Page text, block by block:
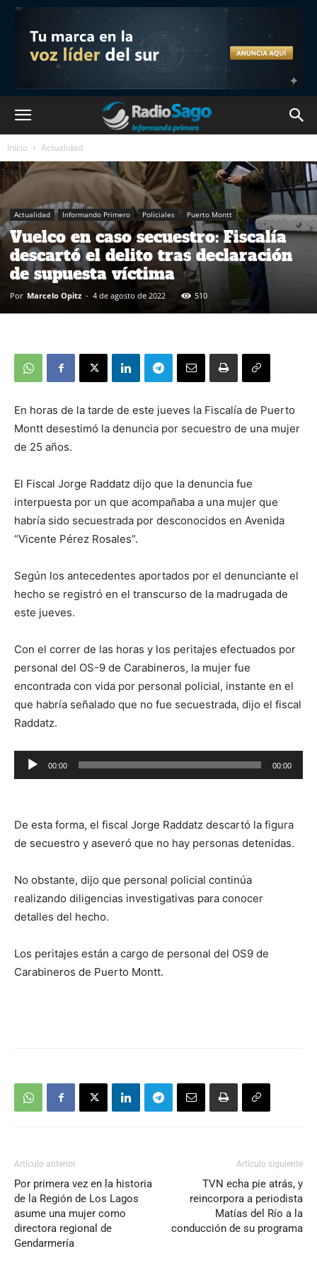
Inicio Actualidad
Actualidad Informando Primero Policiales Puerto Montt
Vuelco en caso secuestro: Fiscalía
descartó el delito tras declaración
de supuesta víctima
Por Marcelo Opitz - 4 de agosto de 2022 510
En horas de la tarde de este jueves la Fiscalía de Puerto
Montt desestimó la denuncia por secuestro de una mujer
de 25 años.
El Fiscal Jorge Raddatz dijo que la denuncia fue
interpuesta por un que acompañaba a una mujer que
habría sido secuestrada por desconocidos en Avenida
“Vicente Pérez Rosales”.
Según los antecedentes aportados por el denunciante el
hecho se registró en el transcurso de la madrugada de
este jueves.
Con el correr de las horas y los peritajes efectuados por
personal del OS-9 de Carabineros, la mujer fue
encontrada con vida por personal policial, instante en el
que habría señalado que no fue secuestrada, dijo el fiscal
Raddatz.
Reproductor
de
00:00 00:00
De esta forma, el fiscal Jorge Raddatz descartó la figura
de secuestro y aseveró que no hay personas detenidas.
No obstante, dijo que personal policial continúa
realizando diligencias investigativas para conocer
detalles del hecho.
Los peritajes están a cargo de personal del OS9 de
Carabineros de Puerto Montt.
Artículo anterior
Por primera vez en la historia
de la Región de Los Lagos
asume una mujer como
directora regional de
Gendarmería
Artículo siguiente
TVN echa pie atrás, y
reincorpora a periodista
Matías del Río a la
conducción de su programa